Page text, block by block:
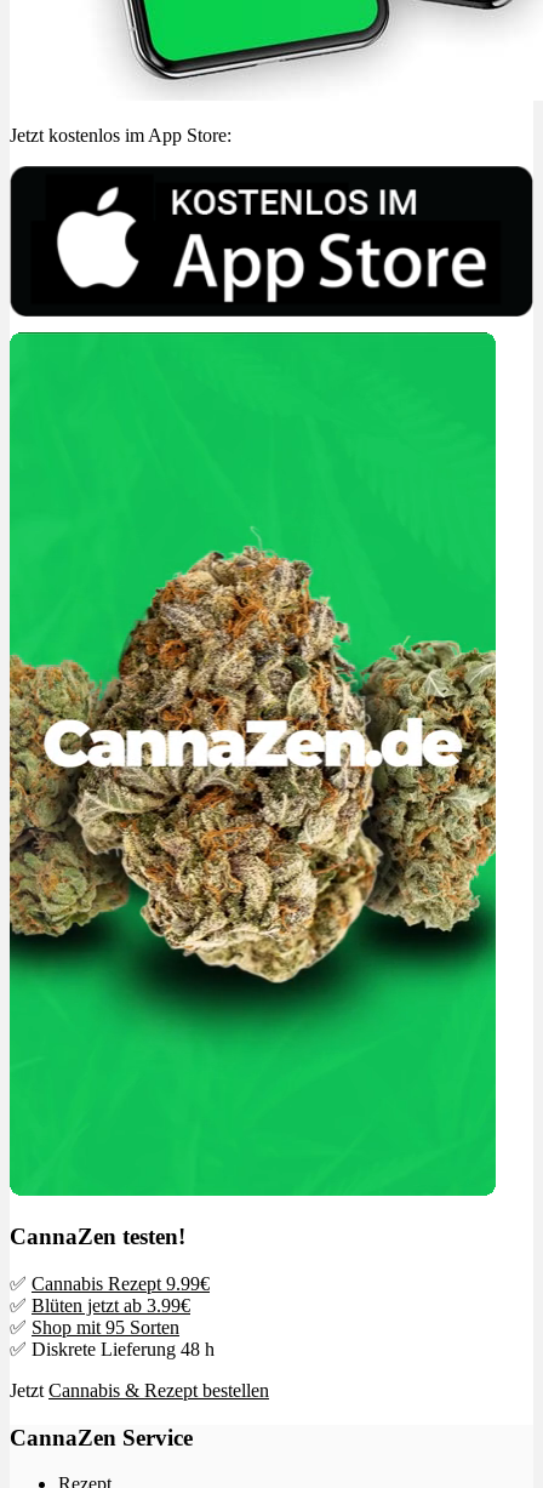
Jetzt kostenlos im App Store:
CannaZen testen!
✅ Cannabis Rezept 9.99€
✅ Blüten jetzt ab 3.99€
✅ Shop mit 95 Sorten
✅ Diskrete Lieferung 48 h
Jetzt Cannabis & Rezept bestellen
CannaZen Service